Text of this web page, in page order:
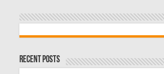
Recent Posts